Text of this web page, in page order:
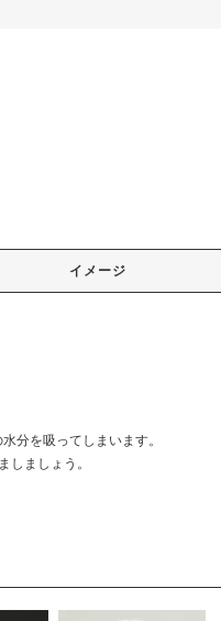
イメージ
分を吸ってしまいます。
しましょう。